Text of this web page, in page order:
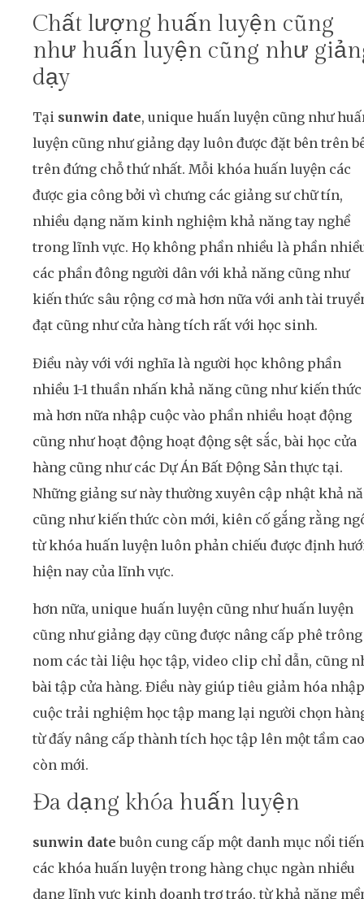
Chất lượng huấn luyện cũng
như huấn luyện cũng như
dạy
Tại sunwin date, unique huấn luyện cũng như
luyện cũng như giảng dạy luôn được đặt bên trên
trên đứng chỗ thứ nhất. Mỗi khóa huấn luyện các
được gia công bởi vì chưng các giảng sư chữ tín,
nhiều dạng năm kinh nghiệm khả năng tay nghề
trong lĩnh vực. Họ không phần nhiều là phần
các phần đông người dân với khả năng cũng như
kiến thức sâu rộng cơ mà hơn nữa với anh tài
đạt cũng như cửa hàng tích rất với học sinh.
Điều này với với nghĩa là người học không phần
nhiều 1-1 thuần nhấn khả năng cũng như kiến thức
mà hơn nữa nhập cuộc vào phần nhiều hoạt động
cũng như hoạt động hoạt động sệt sắc, bài học cửa
hàng cũng như các Dự Án Bất Động Sản thực tại.
Những giảng sư này thường xuyên cập nhật khả
cũng như kiến thức còn mới, kiên cố gắng rằng
từ khóa huấn luyện luôn phản chiếu được định
hiện nay của lĩnh vực.
hơn nữa, unique huấn luyện cũng như huấn luyện
cũng như giảng dạy cũng được nâng cấp phê trông
nom các tài liệu học tập, video clip chỉ dẫn, cũng
bài tập cửa hàng. Điều này giúp tiêu giảm hóa nhập
cuộc trải nghiệm học tập mang lại người chọn
từ đấy nâng cấp thành tích học tập lên một tầm cao
còn mới.
Đa dạng khóa huấn luyện
sunwin date buôn cung cấp một danh mục nổi
các khóa huấn luyện trong hàng chục ngàn nhiều
dạng lĩnh vực kinh doanh trơ tráo, từ khả năng